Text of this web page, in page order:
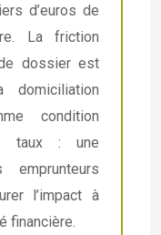
d’euros de
La friction
dossier est
condition
taux : une
emprunteurs
l’impact à
financière.